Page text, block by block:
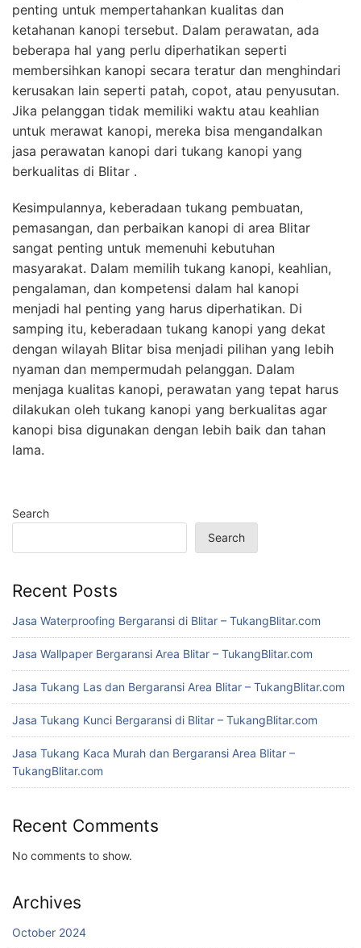
penting untuk mempertahankan kualitas dan
ketahanan kanopi tersebut. Dalam perawatan, ada
beberapa hal yang perlu diperhatikan seperti
membersihkan kanopi secara teratur dan menghindari
kerusakan lain seperti patah, copot, atau penyusutan.
Jika pelanggan tidak memiliki waktu atau keahlian
untuk merawat kanopi, mereka bisa mengandalkan
jasa perawatan kanopi dari tukang kanopi yang
berkualitas di Blitar .
Kesimpulannya, keberadaan tukang pembuatan,
pemasangan, dan perbaikan kanopi di area Blitar
sangat penting untuk memenuhi kebutuhan
masyarakat. Dalam memilih tukang kanopi, keahlian,
pengalaman, dan kompetensi dalam hal kanopi
menjadi hal penting yang harus diperhatikan. Di
samping itu, keberadaan tukang kanopi yang dekat
dengan wilayah Blitar bisa menjadi pilihan yang lebih
nyaman dan mempermudah pelanggan. Dalam
menjaga kualitas kanopi, perawatan yang tepat harus
dilakukan oleh tukang kanopi yang berkualitas agar
kanopi bisa digunakan dengan lebih baik dan tahan
lama.
Search
Search
Recent Posts
Jasa Waterproofing Bergaransi di Blitar – TukangBlitar.com
Jasa Wallpaper Bergaransi Area Blitar – TukangBlitar.com
Jasa Tukang Las dan Bergaransi Area Blitar – TukangBlitar.com
Jasa Tukang Kunci Bergaransi di Blitar – TukangBlitar.com
Jasa Tukang Kaca Murah dan Bergaransi Area Blitar –
TukangBlitar.com
Recent Comments
No comments to show.
Archives
October 2024